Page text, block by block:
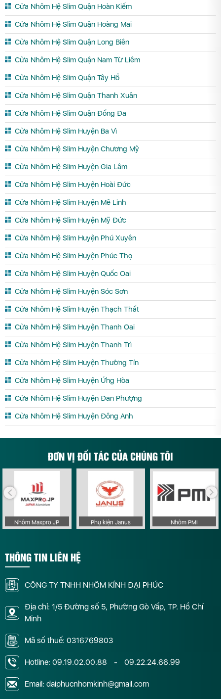
Cửa Nhôm Hệ Slim Quận Hoàn Kiếm
Cửa Nhôm Hệ Slim Quận Hoàng Mai
Cửa Nhôm Hệ Slim Quận Long Biên
Cửa Nhôm Hệ Slim Quận Nam Từ Liêm
Cửa Nhôm Hệ Slim Quận Tây Hồ
Cửa Nhôm Hệ Slim Quận Thanh Xuân
Cửa Nhôm Hệ Slim Quận Đống Đa
Cửa Nhôm Hệ Slim Huyện Ba Vì
Cửa Nhôm Hệ Slim Huyện Chương Mỹ
Cửa Nhôm Hệ Slim Huyện Gia Lâm
Cửa Nhôm Hệ Slim Huyện Hoài Đức
Cửa Nhôm Hệ Slim Huyện Mê Linh
Cửa Nhôm Hệ Slim Huyện Mỹ Đức
Cửa Nhôm Hệ Slim Huyện Phú Xuyên
Cửa Nhôm Hệ Slim Huyện Phúc Thọ
Cửa Nhôm Hệ Slim Huyện Quốc Oai
Cửa Nhôm Hệ Slim Huyện Sóc Sơn
Cửa Nhôm Hệ Slim Huyện Thạch Thất
Cửa Nhôm Hệ Slim Huyện Thanh Oai
Cửa Nhôm Hệ Slim Huyện Thanh Trì
Cửa Nhôm Hệ Slim Huyện Thường Tín
Cửa Nhôm Hệ Slim Huyện Ứng Hòa
Cửa Nhôm Hệ Slim Huyện Đan Phượng
Cửa Nhôm Hệ Slim Huyện Đông Anh
ĐƠN VỊ ĐỐI TÁC CỦA CHÚNG TÔI
Nhôm Maxpro.JP Phụ kiện Janus Nhôm PMI
THÔNG TIN LIÊN HỆ
CÔNG TY TNHH NHÔM KÍNH ĐẠI PHÚC
Địa chỉ: 1/5 Đường số 5, Phường Gò Vấp, TP. Hồ Chí
Minh
Mã số thuế: 0316769803
Hotline: 09.19.02.00.88 - 09.22.24.66.99
Email: daiphucnhomkinh@gmail.com